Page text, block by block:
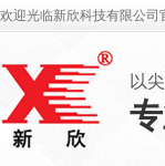
欢迎光临新欣科技有限公司
以